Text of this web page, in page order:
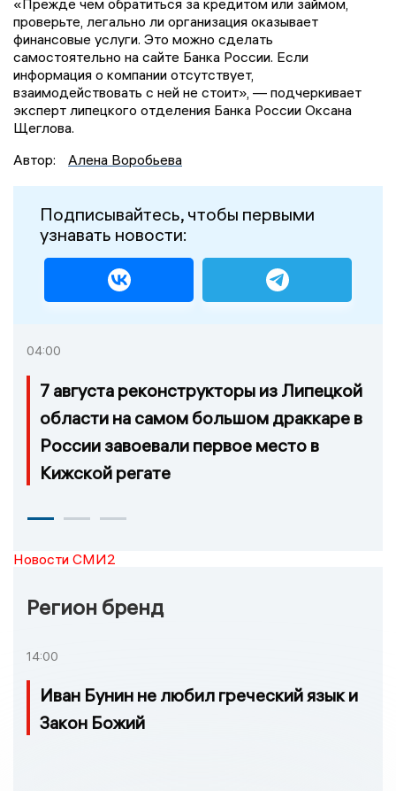
проверьте, легально ли организация оказывает
финансовые услуги. Это можно сделать
самостоятельно на сайте Банка России. Если
информация о компании отсутствует,
взаимодействовать с ней не стоит», — подчеркивает
эксперт липецкого отделения Банка России Оксана
Щеглова.
Автор:
Алена Воробьева
Подписывайтесь, чтобы первыми
узнавать новости:
04:00
7 августа реконструкторы из Липецкой
области на самом большом драккаре в
России завоевали первое место в
Кижской регате
Новости СМИ2
Регион бренд
14:00
Иван Бунин не любил греческий язык и
Закон Божий